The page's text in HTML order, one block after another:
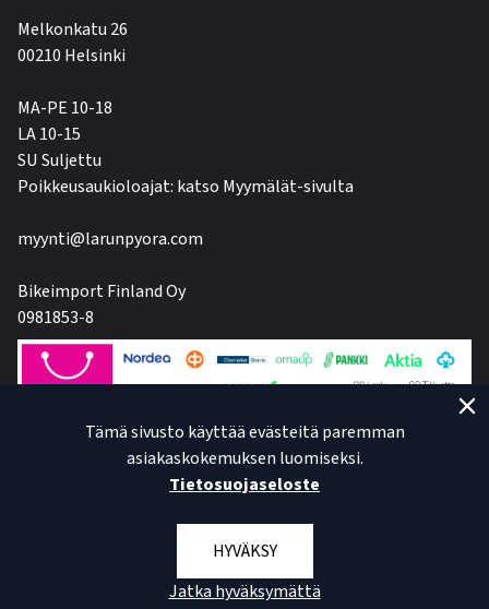
Melkonkatu 26
00210 Helsinki
MA-PE 10-18
LA 10-15
SU Suljettu
Poikkeusaukioloajat: katso Myymälät-sivulta
myynti@larunpyora.com
Bikeimport Finland Oy
0981853-8
Tämä sivusto käyttää evästeitä paremman
asiakaskokemuksen luomiseksi.
Tietosuojaseloste
HYVÄKSY
Jatka hyväksymättä